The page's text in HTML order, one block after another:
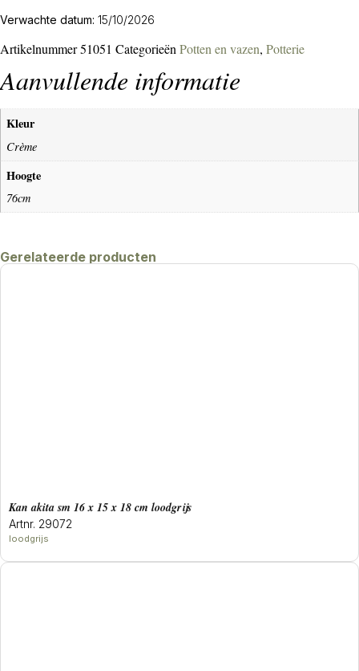
Verwachte datum: 15/10/2026
Artikelnummer51051 Categorieën Potten en vazen, Potterie
Aanvullende informatie
Kleur
Crème
Hoogte
76cm
Gerelateerde producten
Kan akita sm 16 x 15 x 18 cm loodgrijs
Artnr. 29072
loodgrijs